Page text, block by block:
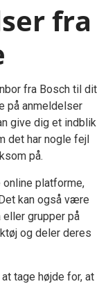
fra
fra Bosch til dit
på anmeldelser
give dig et indblik
det har nogle fejl
på.
platforme,
kan også være
grupper på
og deler deres
tage højde for, at